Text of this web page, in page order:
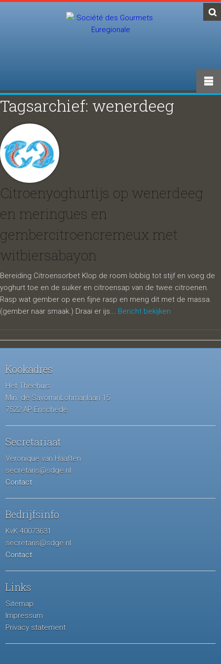
Tagsarchief: wenerdeeg
Citroenyoghurtijs op wenerdeeg
en meringues en
gembercitroencremeux met
witbiersabayon
Bereiding Citroensorbet Klop de room lobbig tot stijf en voeg de
yoghurt toe en de suiker en citroensap van de twee citroenen.
Rasp wat gember op een fijne rasp en meng dit met de massa.
(gember naar smaak.) Draai er ijs... Bericht bekijken
Kookadres
Het Theehuis
Min. de SavorninLohmanlaan 15
7522 AP Enschede
Secretariaat
Veronique van Haaften
secretaris@sdge.nl
Contact
Bedrijfsinfo
KvK 40073631
secretaris@sdge.nl
Contact
Links
Sitemap
Impressum
Privacy statement